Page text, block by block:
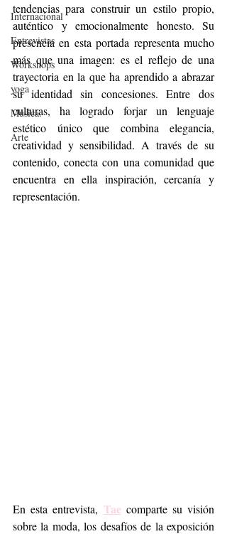
Internacional
Entrevistas
Workshops
yoga
Música.
Arte
tendencias para construir un estilo propio,
auténtico y emocionalmente honesto. Su
presencia en esta portada representa mucho
más que una imagen: es el reflejo de una
trayectoria en la que ha aprendido a abrazar
su identidad sin concesiones. Entre dos
culturas, ha logrado forjar un lenguaje
estético único que combina elegancia,
creatividad y sensibilidad. A través de su
contenido, conecta con una comunidad que
encuentra en ella inspiración, cercanía y
representación.
En esta entrevista, Tae comparte su visión
sobre la moda, los desafíos de la exposición